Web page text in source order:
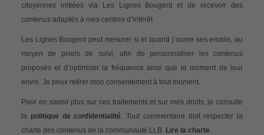
citoyennes initiées via Les Lignes Bougent et de recevoir des
contenus adaptés à mes centres d’intérêt.
Les Lignes Bougent peut mesurer si et quand j’ouvre ses emails, au
moyen de pixels de suivi, afin de personnaliser les contenus
proposés et d’optimiser la fréquence ainsi que le moment de leur
envoi. Je peux retirer mon consentement à tout moment.
Pour en savoir plus sur ces traitements et sur mes droits, je consulte
la politique de confidentialité. Tout commentaire doit respecter la
charte des contenus de la communauté LLB. Lire la charte.